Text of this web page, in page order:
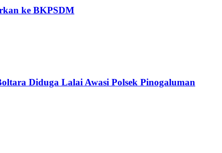
ke BKPSDM
Diduga Lalai Awasi Polsek Pinogaluman